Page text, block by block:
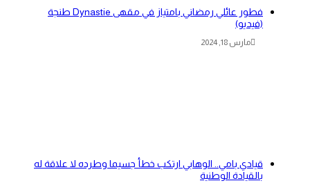
فطور عائلي رمضاني بامتياز في مقهى Dynastie طنجة
(فيديو)
مارس 18, 2024
قيادي بامي.. الوهابي ارتكب خطأ جسيما وطرده لا علاقة له
بالقيادة الوطنية